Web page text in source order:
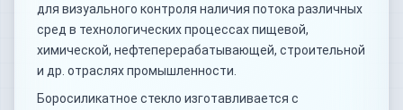
для визуального контроля наличия потока различных
сред в технологических процессах пищевой,
химической, нефтеперерабатывающей, строительной
и др. отраслях промышленности.
Боросиликатное стекло изготавливается с